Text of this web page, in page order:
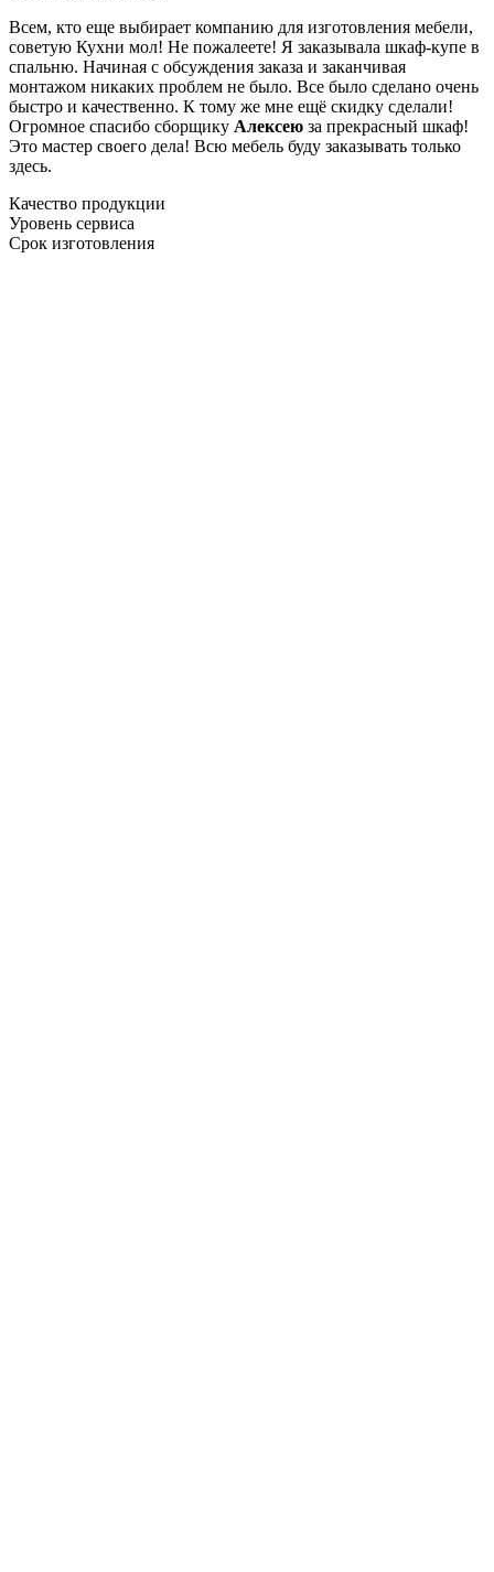
Всем, кто еще выбирает компанию для изготовления мебели,
советую Кухни мол! Не пожалеете! Я заказывала шкаф-купе в
спальню. Начиная с обсуждения заказа и заканчивая
монтажом никаких проблем не было. Все было сделано очень
быстро и качественно. К тому же мне ещё скидку сделали!
Огромное спасибо сборщику Алексею за прекрасный шкаф!
Это мастер своего дела! Всю мебель буду заказывать только
здесь.
Качество продукции
Уровень сервиса
Срок изготовления